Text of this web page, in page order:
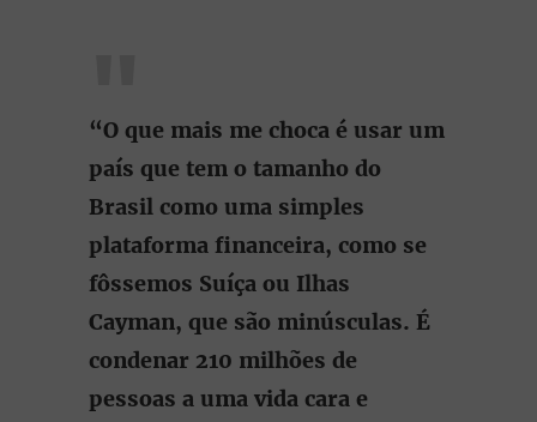
“O que mais me choca é usar um
país que tem o tamanho do
Brasil como uma simples
plataforma financeira, como se
fôssemos Suíça ou Ilhas
Cayman, que são minúsculas. É
condenar 210 milhões de
pessoas a uma vida cara e